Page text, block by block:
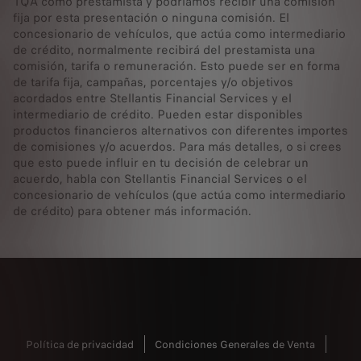
fija por esta presentación o ninguna comisión. El
concesionario de vehículos, que actúa como intermediario
de crédito, normalmente recibirá del prestamista una
comisión, tarifa o remuneración. Esto puede ser en forma
de tarifa fija, campañas, porcentajes y/o objetivos
acordados entre Stellantis Financial Services y el
intermediario de crédito. Pueden estar disponibles
productos financieros alternativos con diferentes importes
de comisiones y/o acuerdos. Para más detalles, o si crees
que esto puede influir en tu decisión de celebrar un
acuerdo, habla con Stellantis Financial Services o el
concesionario de vehículos (que actúa como intermediario
de crédito) para obtener más información.
Política de privacidad Condiciones Generales de Venta